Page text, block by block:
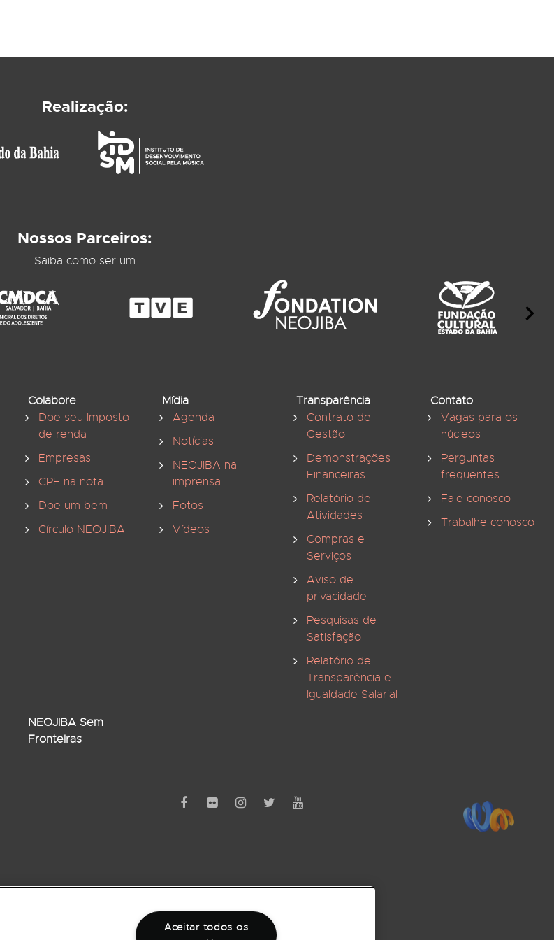
Realização:
Nossos Parceiros:
Saiba como ser um
Colabore
Doe seu Imposto
de renda
Empresas
CPF na nota
Doe um bem
Círculo NEOJIBA
Mídia
Agenda
Notícias
NEOJIBA na
imprensa
Fotos
Vídeos
Transparência
Contrato de
Gestão
Demonstrações
Financeiras
Relatório de
Atividades
Compras e
Serviços
Aviso de
privacidade
Pesquisas de
Satisfação
Relatório de
Transparência e
Igualdade Salarial
Contato
Vagas para os
núcleos
Perguntas
frequentes
Fale conosco
Trabalhe conosco
NEOJIBA Sem
Fronteiras
Aceitar todos os